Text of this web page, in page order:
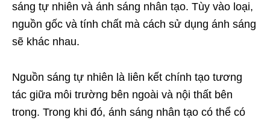
sáng tự nhiên và ánh sáng nhân tạo. Tùy vào loại,
nguồn gốc và tính chất mà cách sử dụng ánh sáng
sẽ khác nhau.
Nguồn sáng tự nhiên là liên kết chính tạo tương
tác giữa môi trường bên ngoài và nội thất bên
trong. Trong khi đó, ánh sáng nhân tạo có thể có